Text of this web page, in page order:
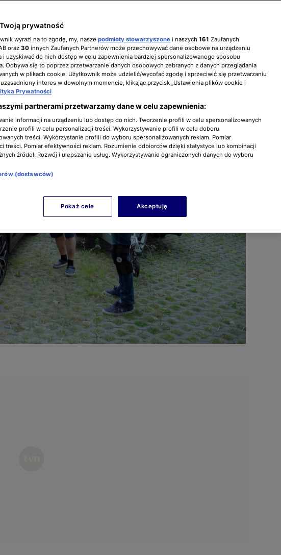
- seria 6, odcinek 4
prywatność
wyrazi na to zgodę, my, nasze podmioty stowarzyszone i naszych 161 Zaufanych
oraz 30 innych Zaufanych Partnerów może przechowywać dane osobowe na urządzeniu
i uzyskiwać do nich dostęp w celu zapewnienia bardziej spersonalizowanego sposobu
Odbywa się to poprzez przetwarzanie danych osobowych zebranych z danych przeglądania
w plikach cookie. Użytkownik może udzielić/wycofać zgodę i sprzeciwić się przetwarzaniu
interes w dowolnym momencie, klikając przycisk „Ustawienia plików cookie i
Prywatności
partnerami przetwarzamy dane w celu zapewnienia:
informacji na urządzeniu lub dostęp do nich. Tworzenie profili w celu spersonalizowanych
profili w celu personalizacji treści. Wykorzystywanie profili w celu doboru
treści. Wykorzystanie profili do wyboru spersonalizowanych reklam. Pomiar
treści. Pomiar efektywności reklam. Rozumienie odbiorców dzięki statystyce lub kombinacji
źródeł. Rozwój i ulepszanie usług. Wykorzystywanie ograniczonych danych do wyboru
(dostawców)
Pokaż cele Akceptuję